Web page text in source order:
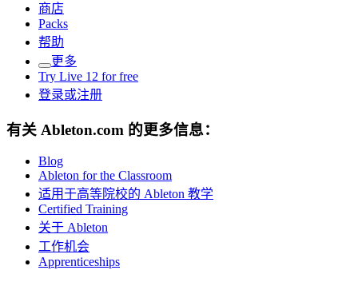
商店
Packs
帮助
更多
Try Live 12 for free
登录或注册
有关 Ableton.com 的更多信息：
Blog
Ableton for the Classroom
适用于高等院校的 Ableton 教学
Certified Training
关于 Ableton
工作机会
Apprenticeships